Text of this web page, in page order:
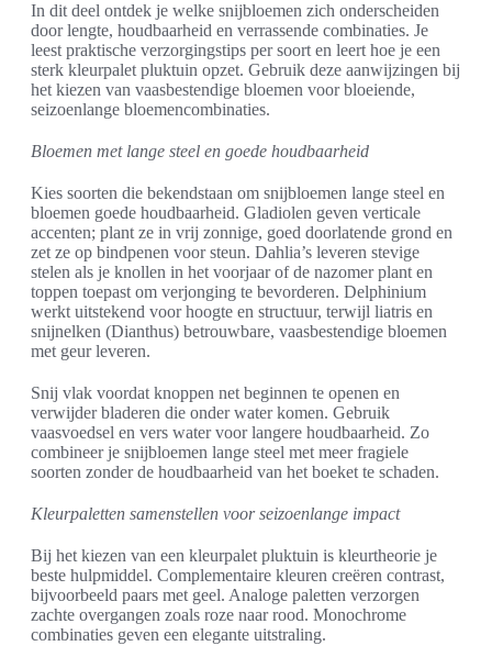
In dit deel ontdek je welke snijbloemen zich onderscheiden
door lengte, houdbaarheid en verrassende combinaties. Je
leest praktische verzorgingstips per soort en leert hoe je een
sterk kleurpalet pluktuin opzet. Gebruik deze aanwijzingen bij
het kiezen van vaasbestendige bloemen voor bloeiende,
seizoenlange bloemencombinaties.
Bloemen met lange steel en goede houdbaarheid
Kies soorten die bekendstaan om snijbloemen lange steel en
bloemen goede houdbaarheid. Gladiolen geven verticale
accenten; plant ze in vrij zonnige, goed doorlatende grond en
zet ze op bindpenen voor steun. Dahlia’s leveren stevige
stelen als je knollen in het voorjaar of de nazomer plant en
toppen toepast om verjonging te bevorderen. Delphinium
werkt uitstekend voor hoogte en structuur, terwijl liatris en
snijnelken (Dianthus) betrouwbare, vaasbestendige bloemen
met geur leveren.
Snij vlak voordat knoppen net beginnen te openen en
verwijder bladeren die onder water komen. Gebruik
vaasvoedsel en vers water voor langere houdbaarheid. Zo
combineer je snijbloemen lange steel met meer fragiele
soorten zonder de houdbaarheid van het boeket te schaden.
Kleurpaletten samenstellen voor seizoenlange impact
Bij het kiezen van een kleurpalet pluktuin is kleurtheorie je
beste hulpmiddel. Complementaire kleuren creëren contrast,
bijvoorbeeld paars met geel. Analoge paletten verzorgen
zachte overgangen zoals roze naar rood. Monochrome
combinaties geven een elegante uitstraling.